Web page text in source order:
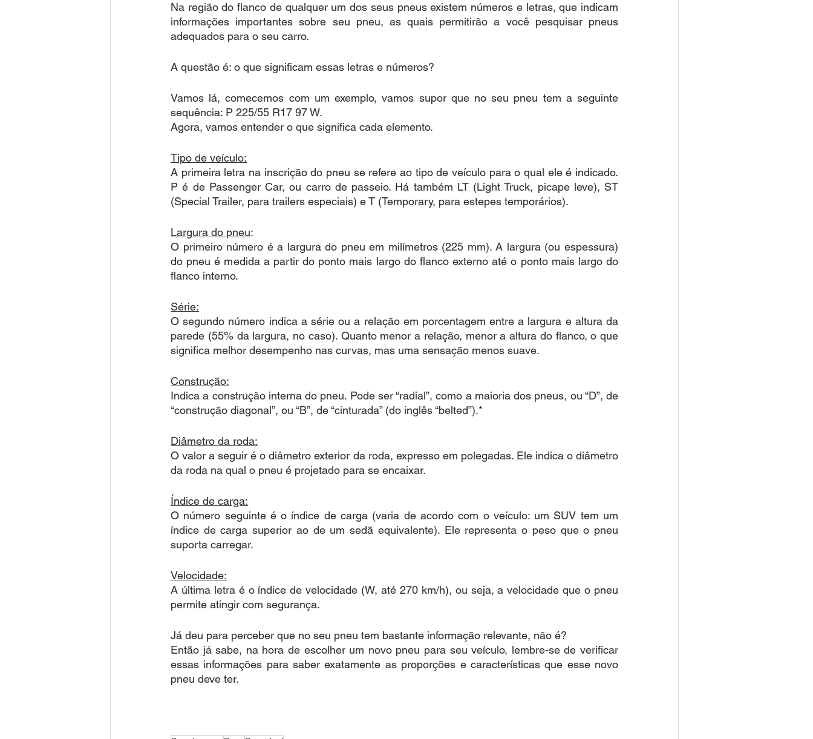
Na região do flanco de qualquer um dos seus pneus existem números e letras, que indicam
informações importantes sobre seu pneu, as quais permitirão a você pesquisar pneus
adequados para o seu carro.
A questão é: o que significam essas letras e números?
Vamos lá, comecemos com um exemplo, vamos supor que no seu pneu tem a seguinte
sequência: P 225/55 R17 97 W.
Agora, vamos entender o que significa cada elemento.
Tipo de veículo:
A primeira letra na inscrição do pneu se refere ao tipo de veículo para o qual ele é indicado.
P é de Passenger Car, ou carro de passeio. Há também LT (Light Truck, picape leve), ST
(Special Trailer, para trailers especiais) e T (Temporary, para estepes temporários).
Largura do pneu:
O primeiro número é a largura do pneu em milímetros (225 mm). A largura (ou espessura)
do pneu é medida a partir do ponto mais largo do flanco externo até o ponto mais largo do
flanco interno.
Série:
O segundo número indica a série ou a relação em porcentagem entre a largura e altura da
parede (55% da largura, no caso). Quanto menor a relação, menor a altura do flanco, o que
significa melhor desempenho nas curvas, mas uma sensação menos suave.
Construção:
Indica a construção interna do pneu. Pode ser “radial”, como a maioria dos pneus, ou “D”, de
“construção diagonal”, ou “B”, de “cinturada” (do inglês “belted”).*
Diâmetro da roda:
O valor a seguir é o diâmetro exterior da roda, expresso em polegadas. Ele indica o diâmetro
da roda na qual o pneu é projetado para se encaixar.
Índice de carga:
O número seguinte é o índice de carga (varia de acordo com o veículo: um SUV tem um
índice de carga superior ao de um sedã equivalente). Ele representa o peso que o pneu
suporta carregar.
Velocidade:
A última letra é o índice de velocidade (W, até 270 km/h), ou seja, a velocidade que o pneu
permite atingir com segurança.
Já deu para perceber que no seu pneu tem bastante informação relevante, não é?
Então já sabe, na hora de escolher um novo pneu para seu veículo, lembre-se de verificar
essas informações para saber exatamente as proporções e características que esse novo
pneu deve ter.